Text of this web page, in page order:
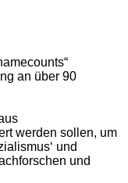
an über 90
werden sollen, um
und
und